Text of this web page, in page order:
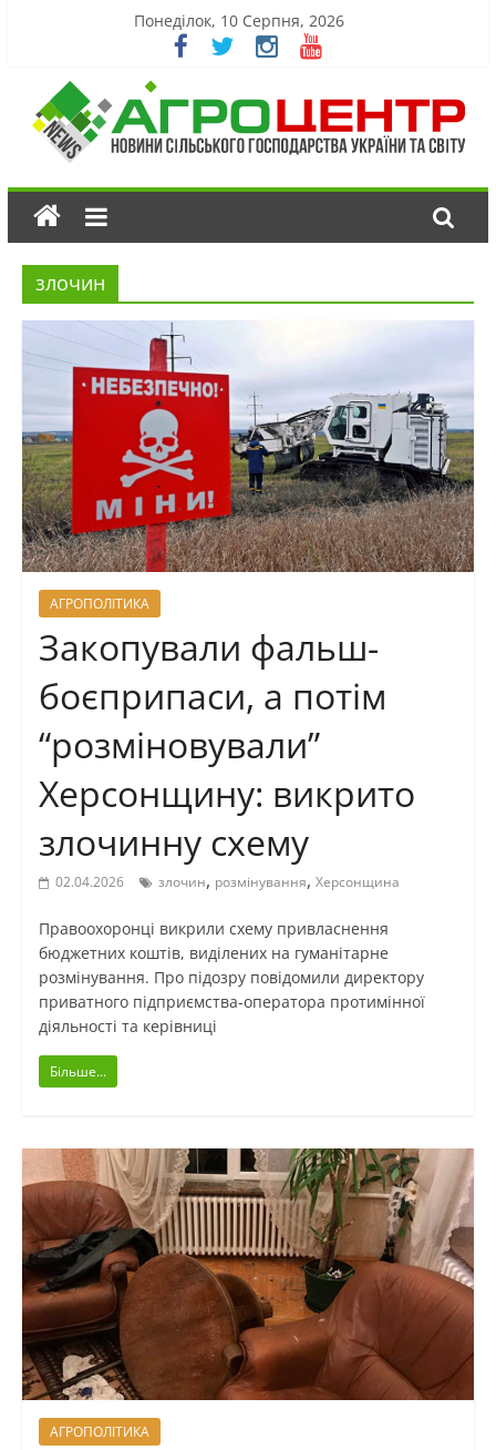
Понеділок, 10 Серпня, 2026
злочин
АГРОПОЛІТИКА
Закопували фальш-
боєприпаси, а потім
“розміновували”
Херсонщину: викрито
злочинну схему
02.04.2026 злочин, розмінування, Херсонщина
Правоохоронці викрили схему привласнення
бюджетних коштів, виділених на гуманітарне
розмінування. Про підозру повідомили директору
приватного підприємства-оператора протимінної
діяльності та керівниці
Більше...
АГРОПОЛІТИКА